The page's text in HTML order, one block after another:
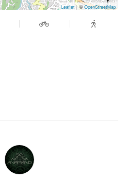
Leaflet| ©OpenStreetMap